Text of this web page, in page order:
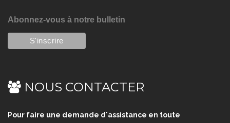
Abonnez-vous à notre bulletin
NOUS CONTACTER
Pour faire une demande d'assistance en toute